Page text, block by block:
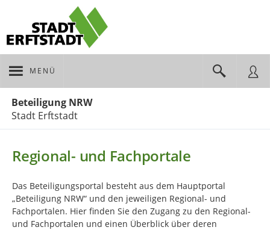
MENÜ
Beteiligung NRW
Stadt Erftstadt
Regional- und Fachportale
Das Beteiligungsportal besteht aus dem Hauptportal
„Beteiligung NRW“ und den jeweiligen Regional- und
Fachportalen. Hier finden Sie den Zugang zu den Regional-
und Fachportalen und einen Überblick über deren